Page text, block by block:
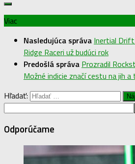
Viac
Nasledujúca správa Inertial
Ridge Raceri už budúci rok
Predošlá správa Prozradil
Možné indicie značí cestu na jih
Hľadať:
Odporúčame